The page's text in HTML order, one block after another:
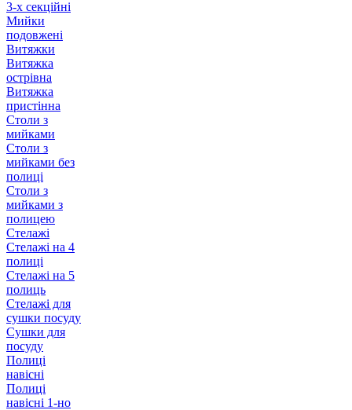
3-х секційні
Мийки
подовжені
Витяжки
Витяжка
острівна
Витяжка
пристінна
Столи з
мийками
Столи з
мийками без
полиці
Столи з
мийками з
полицею
Стелажі
Стелажі на 4
полиці
Стелажі на 5
полиць
Стелажі для
сушки посуду
Сушки для
посуду
Полиці
навісні
Полиці
навісні 1-но